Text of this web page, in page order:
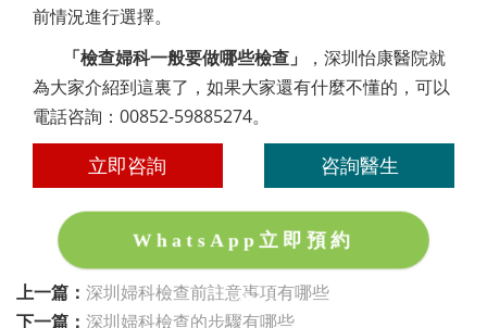
前情況進行選擇。
「檢查婦科一般要做哪些檢查」
，深圳怡康醫院就
為大家介紹到這裏了，如果大家還有什麼不懂的，可以
電話咨詢：00852-59885274。
立即咨詢 咨詢醫生
WhatsApp立即預約
上一篇： 深圳婦科檢查前註意事項有哪些
下一篇： 深圳婦科檢查的步驟有哪些